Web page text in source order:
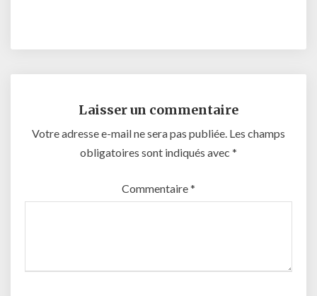
Laisser un commentaire
Votre adresse e-mail ne sera pas publiée. Les champs
obligatoires sont indiqués avec *
Commentaire*